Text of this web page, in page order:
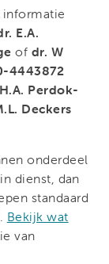
informatie
E.A.
of dr. W
4443872
Perdok-
Deckers
onderdeel
dienst, dan
standaard
Bekijk wat
van